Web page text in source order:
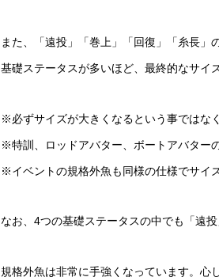
また、「遠投」「巻上」「回復」「糸長」
基礎ステータスが多いほど、最終的なサイ
※必ずサイズが大きくなるという事ではな
※特訓、ロッドアバター、ボートアバター
※イベントの規格外魚も同様の仕様でサイ
なお、4つの基礎ステータスの中でも「遠
規格外魚は非常に手強くなっています。心